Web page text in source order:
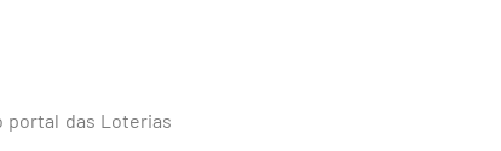
portal das Loterias